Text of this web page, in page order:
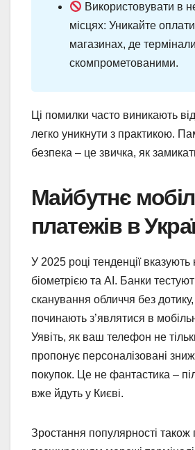
Використовувати в
місцях: Уникайте
магазинах, де
скомпрометованими.
Ці помилки часто виникають
легко уникнути з практикою.
безпека – це звичка, як
Майбутнє
платежів в
У 2025 році тенденції вказують
біометрією та AI. Банки
сканування обличчя без
починають з’являтися в
Уявіть, як ваш телефон не
пропонує персоналізовані
покупок. Це не фантастика –
вже йдуть у Києві.
Зростання популярності також